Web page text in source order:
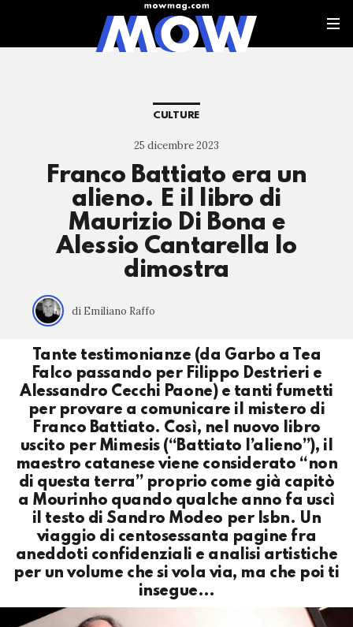
CULTURE
25 dicembre 2023
Franco Battiato era un
alieno. E il libro di
Maurizio Di Bona e
Alessio Cantarella lo
dimostra
di Emiliano Raffo
Tante testimonianze (da Garbo a Tea
Falco passando per Filippo Destrieri e
Alessandro Cecchi Paone) e tanti fumetti
per provare a comunicare il mistero di
Franco Battiato. Così, nel nuovo libro
uscito per Mimesis (“Battiato l’alieno”), il
maestro catanese viene considerato “non
di questa terra” proprio come già capitò
a Mourinho quando qualche anno fa uscì
il testo di Sandro Modeo per Isbn. Un
viaggio di centosessanta pagine fra
aneddoti confidenziali e analisi artistiche
per un volume che si vola via, ma che poi ti
insegue…